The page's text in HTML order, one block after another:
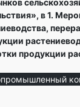
в 1.
продукции